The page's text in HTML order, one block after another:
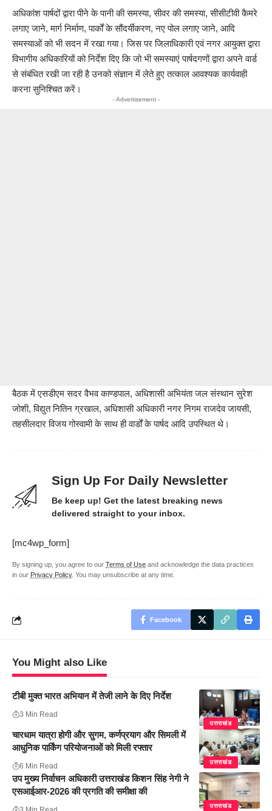
अधिकांश पार्षदों द्वारा पीने के पानी की समस्या, सीवर की समस्या, सीसीटीवी कैमरे
लगाए जाने, मार्ग निर्माण, पार्कों के सौंदर्यीकरण, नए पोल लगाए जाने, आदि
समस्याओं को भी सदन में रखा गया। जिस पर जिलाधिकारी एवं नगर आयुक्त द्वारा
विभागीय अधिकारियों को निर्देश दिए कि जो भी समस्याएं पार्षदगणों द्वारा अपने वार्ड
से संबंधित रखी जा रही है उनको संज्ञान में लेते हुए तत्काल आवश्यक कार्यवाही
करना सुनिश्चित करें।
- Advertisement -
बैठक में एसडीएम सदर वैभव काण्डपाल, अधिशासी अभियंता जल संस्थान सुरेश
जोशी, विद्युत नितिन ग्रखाल, अधिशासी अधिकारी नगर निगम राजदेव जायसी,
तहसीलदार विजय गोस्वामी के साथ ही वार्डों के पार्षद आदि उपस्थित थे।
Sign Up For Daily Newsletter
Be keep up! Get the latest breaking news
delivered straight to your inbox.
[mc4wp_form]
By signing up, you agree to our Terms of Use and acknowledge the data practices
in our Privacy Policy. You may unsubscribe at any time.
Facebook
You Might also Like
उत्तराखंड
टीबी मुक्त भारत अभियान में तेजी लाने के दिए निर्देश
3 Min Read
उत्तराखंड
चारधाम यात्रा होगी और सुगम, कर्णप्रयाग और सिमली में
आधुनिक पार्किंग परियोजनाओं को मिली रफ्तार
6 Min Read
उत्तराखंड
उप मुख्य निर्वाचन अधिकारी उत्तराखंड किशन सिंह नेगी ने
एसआईआर-2026 की प्रगति की समीक्षा की